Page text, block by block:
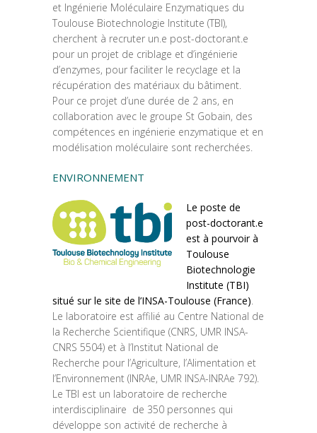
et Ingénierie Moléculaire Enzymatiques du
Toulouse Biotechnologie Institute (TBI),
cherchent à recruter un.e post-doctorant.e
pour un projet de criblage et d’ingénierie
d’enzymes, pour faciliter le recyclage et la
récupération des matériaux du bâtiment.
Pour ce projet d’une durée de 2 ans, en
collaboration avec le groupe St Gobain, des
compétences en ingénierie enzymatique et en
modélisation moléculaire sont recherchées.
ENVIRONNEMENT
Le poste de
post-doctorant.e
est à pourvoir à
Toulouse
Biotechnologie
Institute (TBI)
situé sur le site de l’INSA-Toulouse (France).
Le laboratoire est affilié au Centre National de
la Recherche Scientifique (CNRS, UMR INSA-
CNRS 5504) et à l’Institut National de
Recherche pour l’Agriculture, l’Alimentation et
l’Environnement (INRAe, UMR INSA-INRAe 792).
Le TBI est un laboratoire de recherche
interdisciplinaire de 350 personnes qui
développe son activité de recherche à